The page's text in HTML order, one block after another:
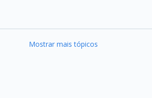
Mostrar mais tópicos